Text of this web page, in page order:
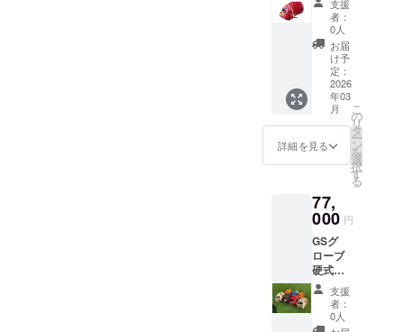
（オプ
ション
代別）
＋ス
テッ
カー2枚
（50m
m×50m
m）＋
VIP券
（練習
場
F券） ※
納期変
動あり
※有効期
限1年、
1回限り
支援
者：
0人
お届
け予
定：
2026
年03
月
詳細を見る
こ
の
リ
タ
ー
ン
を
選
択
す
る
77,
000 円
GSグ
ローブ
硬式用
オー
ダー券
（オプ
ション
支援
者：
0人